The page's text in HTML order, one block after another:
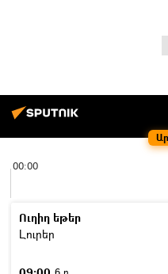
00:00
Ուղիղ եթեր
Լուրեր